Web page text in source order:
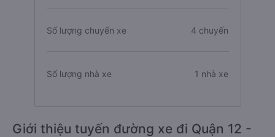
Số lượng chuyến xe 4 chuyến
Số lượng nhà xe 1 nhà xe
Giới thiệu tuyến đường xe đi Quận 12 -